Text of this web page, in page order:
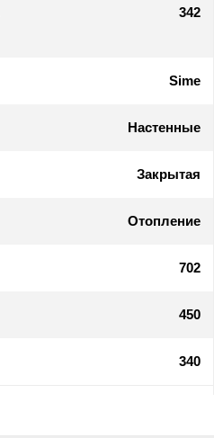
342
Sime
Настенные
Закрытая
Отопление
702
450
340